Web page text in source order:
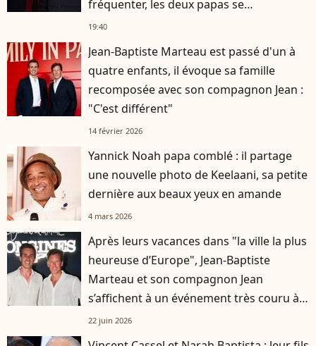
fréquenter, les deux papas se
connaissaient depuis des années
19:40
Jean-Baptiste Marteau est passé d'un à
quatre enfants, il évoque sa famille
recomposée avec son compagnon Jean :
"C'est différent"
14 février 2026
Yannick Noah papa comblé : il partage
une nouvelle photo de Keelaani, sa petite
dernière aux beaux yeux en amande
4 mars 2026
Après leurs vacances dans "la ville la plus
heureuse d’Europe", Jean-Baptiste
Marteau et son compagnon Jean
s’affichent à un événement très couru à
Paris
22 juin 2026